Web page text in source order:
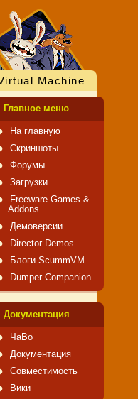
Machine
Главное меню
На главную
Скриншоты
Форумы
Загрузки
Freeware Games &
Addons
Демоверсии
Director Demos
Блоги ScummVM
Dumper Companion
Документация
ЧаВо
Документация
Совместимость
Вики